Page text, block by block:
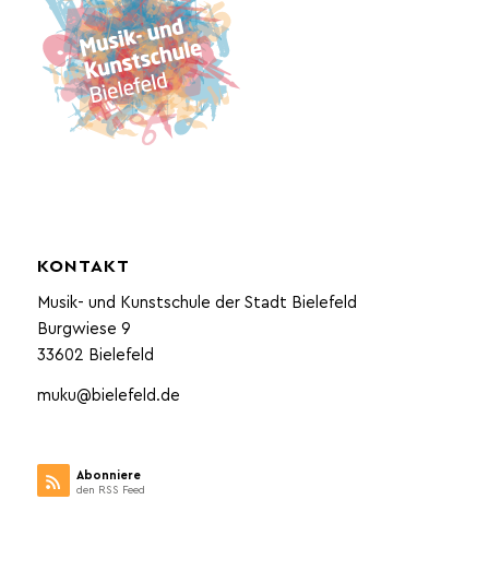
KONTAKT
Musik- und Kunstschule der Stadt Bielefeld
Burgwiese 9
33602 Bielefeld
muku@bielefeld.de
Abonniere
den RSS Feed